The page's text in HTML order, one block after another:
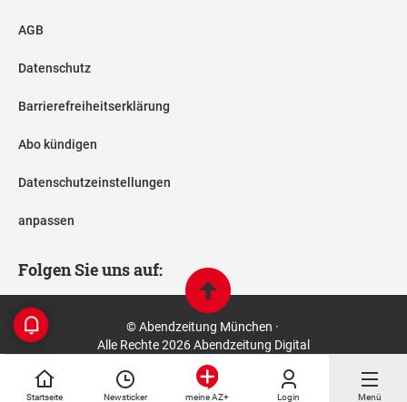
Startseite Newsticker meine AZ+ Login Menü
AGB
Datenschutz
Barrierefreiheitserklärung
Abo kündigen
Datenschutzeinstellungen
anpassen
Folgen Sie uns auf:
© Abendzeitung München ·
Alle Rechte 2026 Abendzeitung Digital